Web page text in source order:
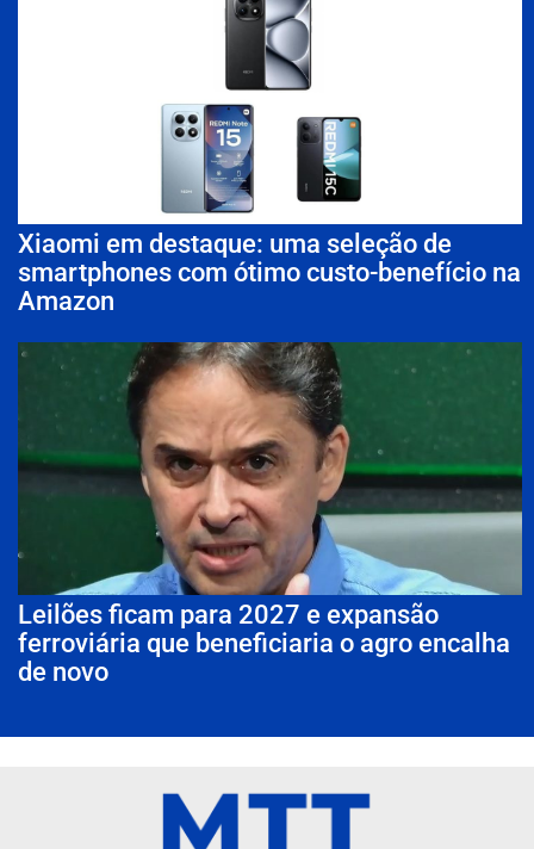
Xiaomi em destaque: uma seleção de
smartphones com ótimo custo-benefício na
Amazon
Leilões ficam para 2027 e expansão
ferroviária que beneficiaria o agro encalha
de novo